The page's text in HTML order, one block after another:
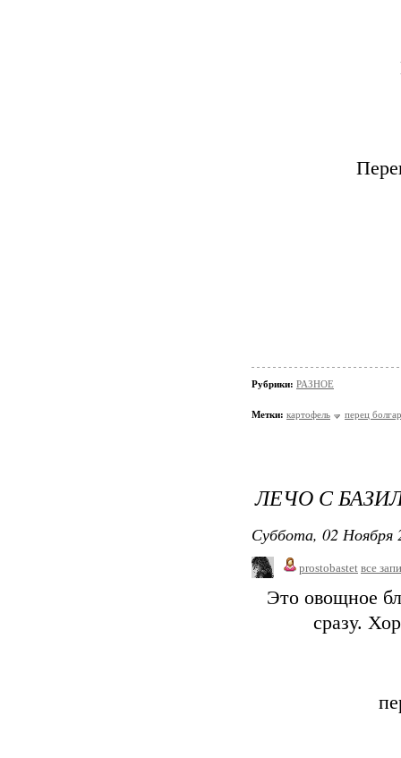
Рубрики: РАЗНОЕ
Метки: картофель перец
ЛЕЧО С
Суббота, 02 Ноября
prostobastet все
Это овощное
сразу.